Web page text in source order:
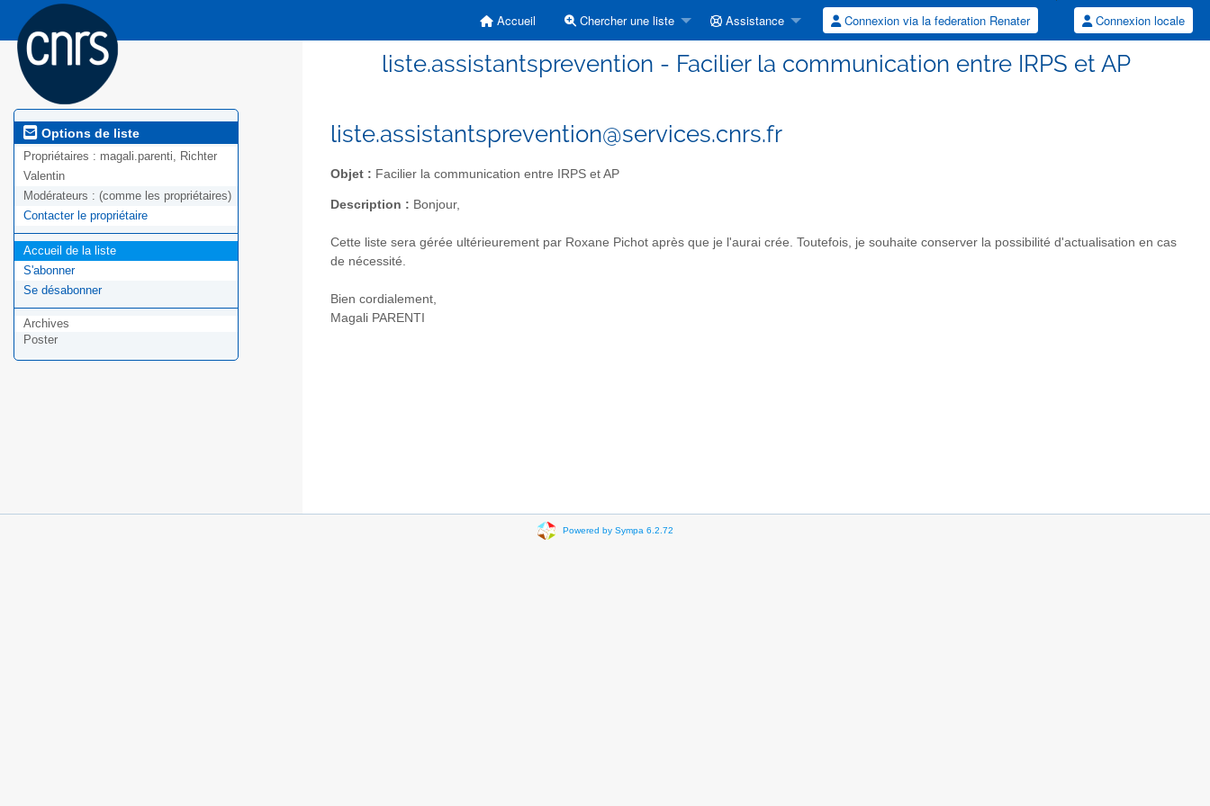
Accueil Chercher une liste Assistance Connexion via la federation Renater Connexion locale
liste.assistantsprevention - Facilier la communication entre IRPS et AP
Options de liste
Propriétaires : magali.parenti, Richter
Valentin
Modérateurs : (comme les propriétaires)
Contacter le propriétaire
Accueil de la liste
S'abonner
Se désabonner
Archives
Poster
liste.assistantsprevention@services.cnrs.fr
Objet : Facilier la communication entre IRPS et AP
Description : Bonjour,
Cette liste sera gérée ultérieurement par Roxane Pichot après que je l'aurai crée. Toutefois, je souhaite conserver la possibilité d'actualisation en cas
de nécessité.
Bien cordialement,
Magali PARENTI
Powered by Sympa 6.2.72